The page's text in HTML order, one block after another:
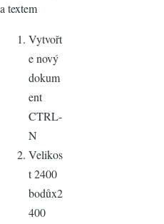
a textem
Vytvořt
e nový
dokum
ent
CTRL-
N
Velikos
t 2400
bodůx2
400